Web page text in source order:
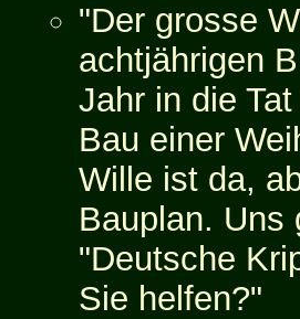
"Der grosse
achtjährigen
Jahr in die
Bau einer
Wille ist da,
Bauplan. Uns
"Deutsche
Sie helfen?"